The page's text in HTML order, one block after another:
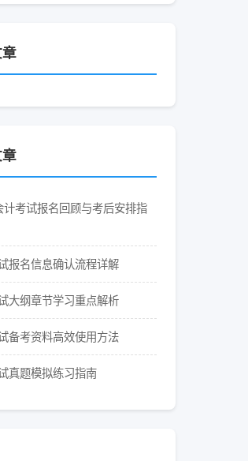
章
考试报名回顾与考后安排指
报名信息确认流程详解
大纲章节学习重点解析
备考资料高效使用方法
真题模拟练习指南